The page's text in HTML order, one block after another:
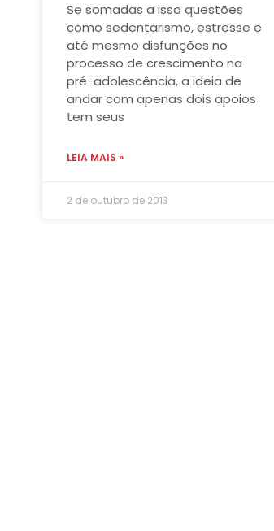
Se somadas a isso questões
como sedentarismo, estresse e
até mesmo disfunções no
processo de crescimento na
pré-adolescência, a ideia de
andar com apenas dois apoios
tem seus
LEIA MAIS »
2 de outubro de 2013